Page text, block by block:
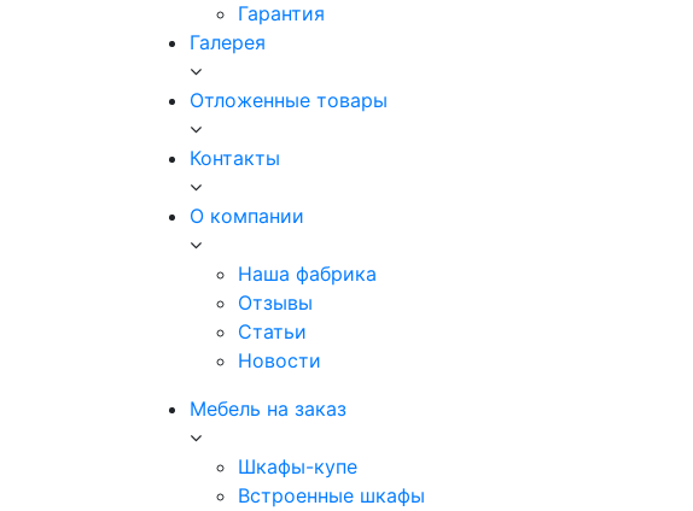
Гарантия
Галерея
Отложенные товары
Контакты
О компании
Наша фабрика
Отзывы
Статьи
Новости
Мебель на заказ
Шкафы-купе
Встроенные шкафы